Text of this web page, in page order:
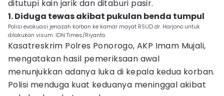
ditutupi kain jarik dan ditaburi pasir.
1. Diduga tewas akibat pukulan benda tumpul
Polisi evakuasi jenazah korban ke kamar mayat RSUD dr. Harjono untuk
dilakukan visum. IDN Times/Riyanto.
Kasatreskrim Polres Ponorogo, AKP Imam Mujali,
mengatakan hasil pemeriksaan awal
menunjukkan adanya luka di kepala kedua korban.
Polisi menduga kuat keduanya meninggal akibat